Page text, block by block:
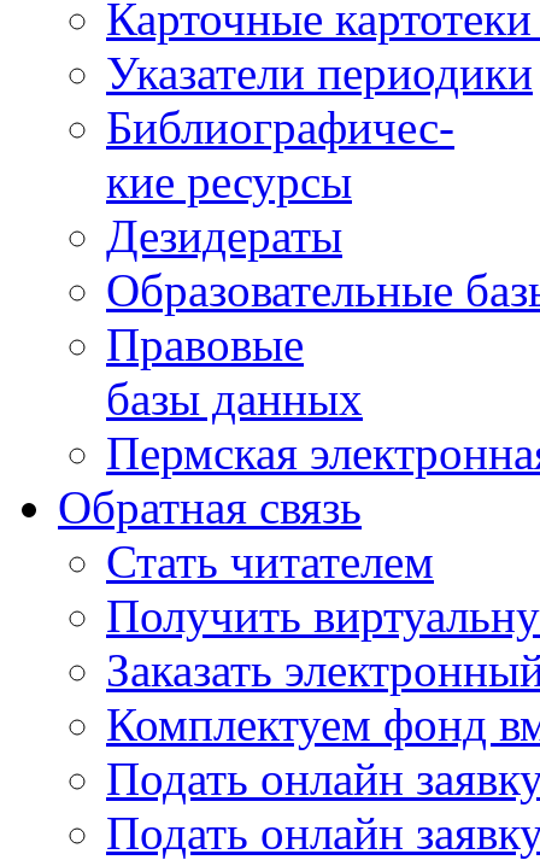
Карточные
Указатели периодики
Библиографичес-
кие ресурсы
Дезидераты
Образовательные
Правовые
базы данных
Пермская
Обратная связь
Стать читателем
Получить
Заказать
Комплектуем фонд
Подать онлайн
Подать онлайн